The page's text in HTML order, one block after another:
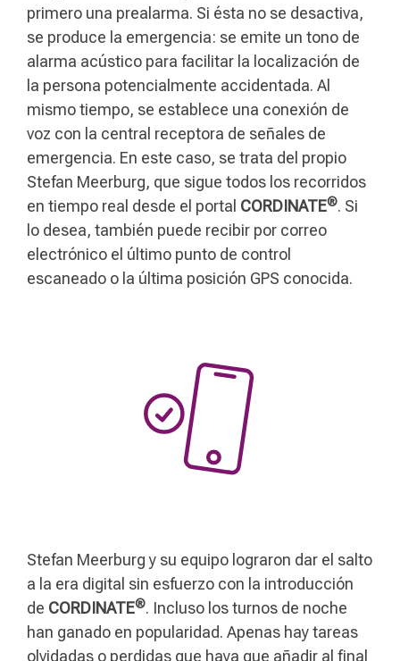
primero una prealarma. Si ésta no se desactiva,
se produce la emergencia: se emite un tono de
alarma acústico para facilitar la localización de
la persona potencialmente accidentada. Al
mismo tiempo, se establece una conexión de
voz con la central receptora de señales de
emergencia. En este caso, se trata del propio
Stefan Meerburg, que sigue todos los recorridos
en tiempo real desde el portal CORDINATE®. Si
lo desea, también puede recibir por correo
electrónico el último punto de control
escaneado o la última posición GPS conocida.
Stefan Meerburg y su equipo lograron dar el salto
a la era digital sin esfuerzo con la introducción
de CORDINATE®. Incluso los turnos de noche
han ganado en popularidad. Apenas hay tareas
olvidadas o perdidas que haya que añadir al final